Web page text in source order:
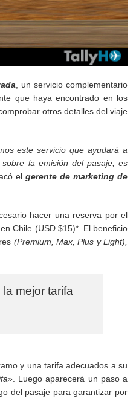
, un servicio complementario
que haya encontrado en los
otros detalles del viaje
este servicio que ayudará a
la emisión del pasaje, es
elgerente de marketing de
hacer una reserva por el
Chile (USD $15)*. El beneficio
(Premium, Max, Plus y Light),
mejor tarifa
y una tarifa adecuados a su
. Luego aparecerá un paso a
del pasaje para garantizar por